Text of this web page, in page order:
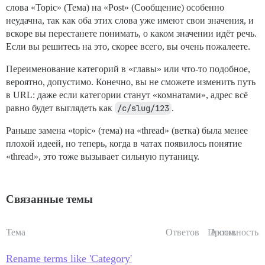
слова «Topic» (Тема) на «Post» (Сообщение) особенно
неудачна, так как оба этих слова уже имеют свои значения, и
вскоре вы перестанете понимать, о каком значении идёт речь.
Если вы решитесь на это, скорее всего, вы очень пожалеете.
Переименование категорий в «главы» или что-то подобное,
вероятно, допустимо. Конечно, вы не сможете изменить путь
в URL: даже если категории станут «комнатами», адрес всё
равно будет выглядеть как /c/slug/123 .
Раньше замена «topic» (тема) на «thread» (ветка) была менее
плохой идеей, но теперь, когда в чатах появилось понятие
«thread», это тоже вызывает сильную путаницу.
Связанные темы
Тема Ответов Просм.
Активность
Rename terms like 'Category'